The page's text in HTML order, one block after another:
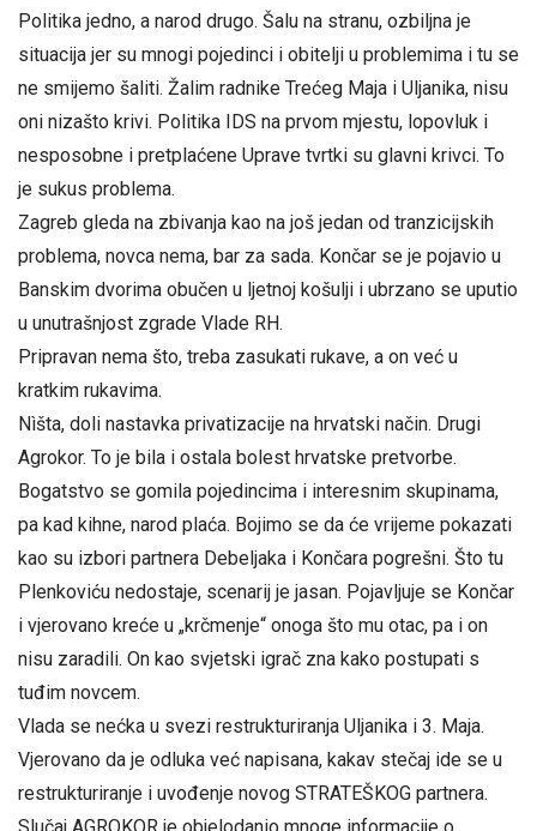
Politika jedno, a narod drugo. Šalu na stranu, ozbiljna je
situacija jer su mnogi pojedinci i obitelji u problemima i tu se
ne smijemo šaliti. Žalim radnike Trećeg Maja i Uljanika, nisu
oni nizašto krivi. Politika IDS na prvom mjestu, lopovluk i
nesposobne i pretplaćene Uprave tvrtki su glavni krivci. To
je sukus problema.
Zagreb gleda na zbivanja kao na još jedan od tranzicijskih
problema, novca nema, bar za sada. Končar se je pojavio u
Banskim dvorima obučen u ljetnoj košulji i ubrzano se uputio
u unutrašnjost zgrade Vlade RH.
Pripravan nema što, treba zasukati rukave, a on već u
kratkim rukavima.
Nìšta, doli nastavka privatizacije na hrvatski način. Drugi
Agrokor. To je bila i ostala bolest hrvatske pretvorbe.
Bogatstvo se gomila pojedincima i interesnim skupinama,
pa kad kihne, narod plaća. Bojimo se da će vrijeme pokazati
kao su izbori partnera Debeljaka i Končara pogrešni. Što tu
Plenkoviću nedostaje, scenarij je jasan. Pojavljuje se Končar
i vjerovano kreće u „krčmenje“ onoga što mu otac, pa i on
nisu zaradili. On kao svjetski igrač zna kako postupati s
tuđim novcem.
Vlada se nećka u svezi restrukturiranja Uljanika i 3. Maja.
Vjerovano da je odluka već napisana, kakav stečaj ide se u
restrukturiranje i uvođenje novog STRATEŠKOG partnera.
Slučaj AGROKOR je objelodanio mnoge informacije o